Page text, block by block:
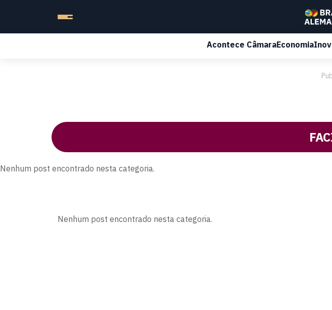
Acontece CâmaraEconomia
Nenhum post encontrado nesta categoria.
Nenhum post encontrado nesta categoria.